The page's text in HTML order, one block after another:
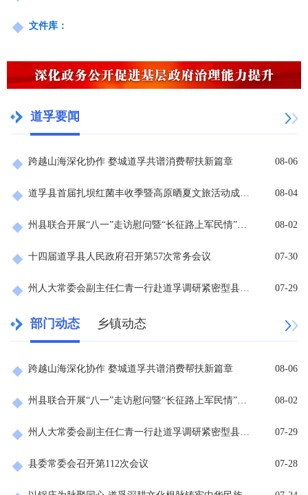
文件库：
道孚要闻
跨越山海深化协作 婺城道孚共谱消费帮扶新篇章 08-06
道孚县首届扎坝红菌丰收季暨高原晒夏文旅活动成功举办 08-04
州县联合开展“八一”走访慰问暨“长征路上军民情”文艺汇演活动 08-02
十四届道孚县人民政府召开第57次常务会议 07-30
州人大常委会副主任仁青一行赴道孚调研紧密型县域医共体建设工作 07-29
部门动态 乡镇动态
跨越山海深化协作 婺城道孚共谱消费帮扶新篇章 08-06
州县联合开展“八一”走访慰问暨“长征路上军民情”文艺汇演活动 08-02
州人大常委会副主任仁青一行赴道孚调研紧密型县域医共体建设工作 07-29
县委常委会召开第112次会议 07-28